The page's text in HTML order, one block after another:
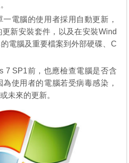
電腦的使用者採用自動更新，
新安裝套件，以及在安裝Wind
電腦及重要檔案到外部硬碟、C
7 SP1前，也應檢查電腦是否含
使用者的電腦若受病毒感染，
未來的更新。